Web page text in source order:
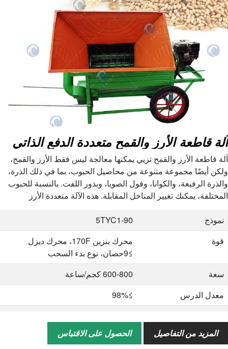
آلة قاطعة الأرز والقمح متعددة الدفع الذاتي
آلة قاطعة الأرز والقمح تزيي يمكنها معالجة ليس فقط الأرز والقمح،
ولكن أيضًا مجموعة متنوعة من محاصيل الحبوب، بما في ذلك الذرة،
والذرة الرفيعة، والكوانا، وفول الصويا، وبذور اللفت. بالنسبة للحبوب
المختلفة، يمكنك تغيير المناخل المقابلة. هذه الآلة متعددة الأرز
نموذج
5TYC1-90
قوة
محرك بنزين 170F، محرك ديزل
≥9حصان، نوع بدء السحب
سعة
600-800 كجم/ساعة
معدل الدرس
≥98%
وزن
90 كجم بدون محرك
المزيد من التفاصيل الحصول على الاقتباس